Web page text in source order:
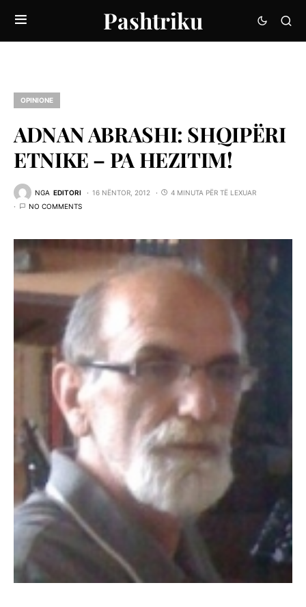
Pashtriku
OPINIONE
ADNAN ABRASHI: SHQIPËRI
ETNIKE – PA HEZITIM!
NGA EDITORI 16 NËNTOR, 2012
4 MINUTA PËR TË LEXUAR
NO COMMENTS